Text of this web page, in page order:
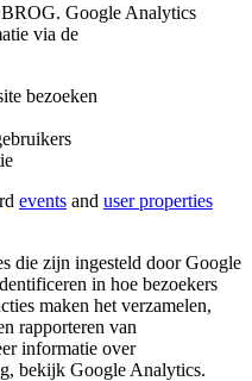
Google Analytics
via de
bezoeken
events and user properties
die zijn ingesteld door Google
in hoe bezoekers
maken het verzamelen,
rapporteren van
informatie over
bekijk Google Analytics.